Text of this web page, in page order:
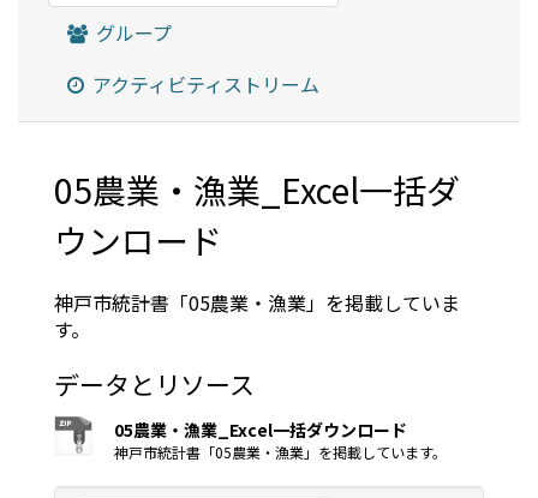
グループ
アクティビティストリーム
05農業・漁業_Excel一括ダ
ウンロード
神戸市統計書「05農業・漁業」を掲載していま
す。
データとリソース
05農業・漁業_Excel一括ダウンロード
神戸市統計書「05農業・漁業」を掲載しています。